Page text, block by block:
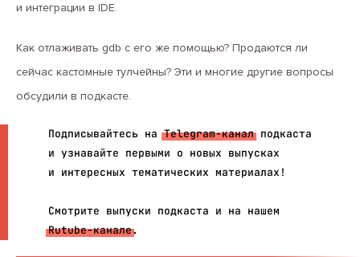
и интеграции в IDE.
Как отлаживать gdb с его же помощью? Продаются ли
сейчас кастомные тулчейны? Эти и многие другие вопросы
обсудили в подкасте.
Подписывайтесь наTelegram-каналподкаста
и узнавайте первыми о новых выпусках
и интересных тематических материалах!
Смотрите выпуски подкаста и на нашем
Rutube-канале.